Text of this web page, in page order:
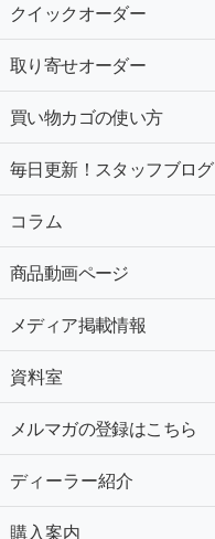
クイックオーダー
取り寄せオーダー
買い物カゴの使い方
毎日更新！スタッフブログ
コラム
商品動画ページ
メディア掲載情報
資料室
メルマガの登録はこちら
ディーラー紹介
購入案内